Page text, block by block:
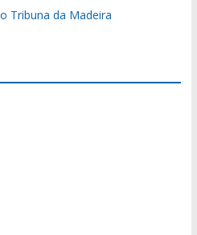
Tribuna da Madeira